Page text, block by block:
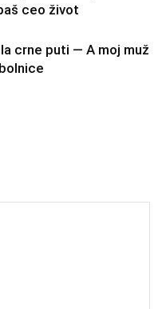
ceo život
crne puti — A moj muž